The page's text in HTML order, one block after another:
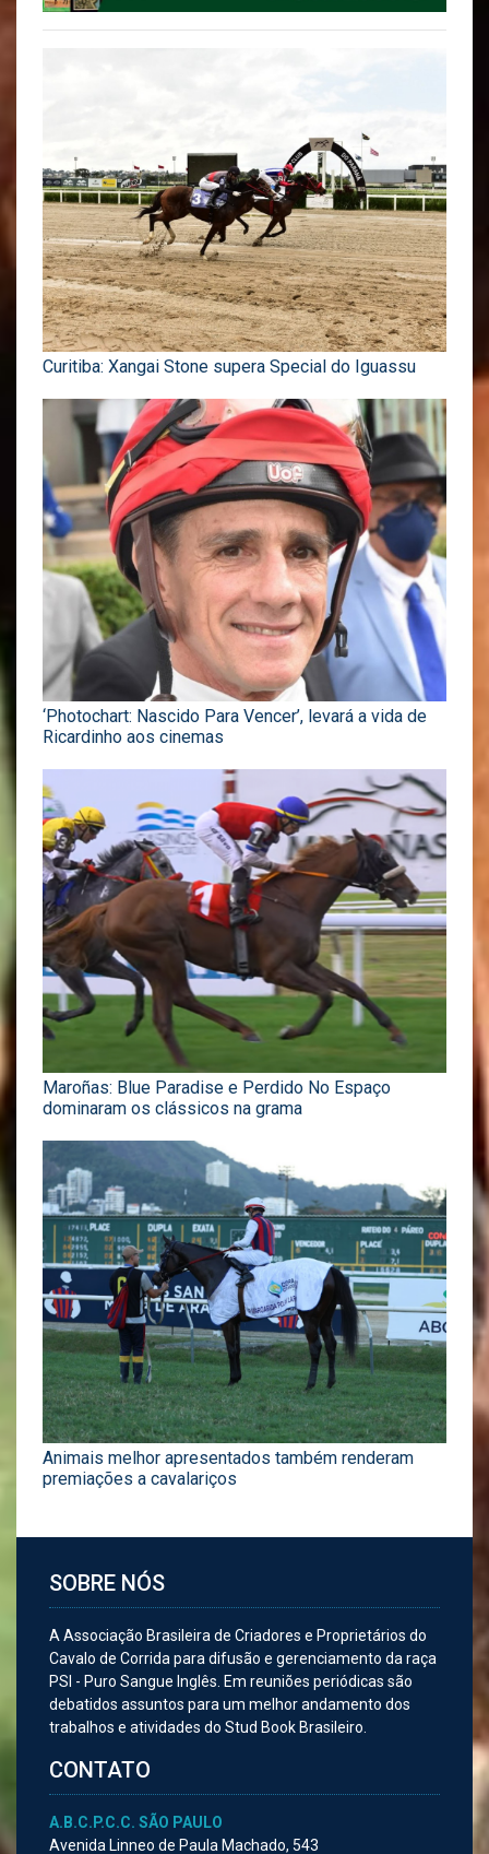
Curitiba: Xangai Stone supera Special do Iguassu
‘Photochart: Nascido Para Vencer’, levará a vida de
Ricardinho aos cinemas
Maroñas: Blue Paradise e Perdido No Espaço
dominaram os clássicos na grama
Animais melhor apresentados também renderam
premiações a cavalariços
SOBRE NÓS
A Associação Brasileira de Criadores e Proprietários do
Cavalo de Corrida para difusão e gerenciamento da raça
PSI - Puro Sangue Inglês. Em reuniões periódicas são
debatidos assuntos para um melhor andamento dos
trabalhos e atividades do Stud Book Brasileiro.
CONTATO
A.B.C.P.C.C. SÃO PAULO
Avenida Linneo de Paula Machado, 543